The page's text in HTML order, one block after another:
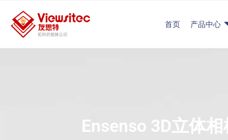
首页 产品中心
Ensenso 3D立体